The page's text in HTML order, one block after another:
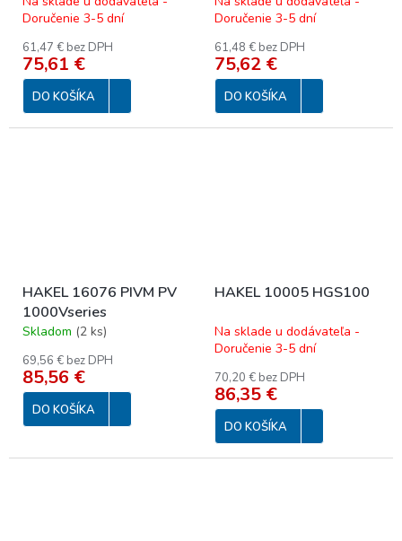
Doručenie 3-5 dní
61,47 € bez DPH
75,61 €
DO KOŠÍKA
Doručenie 3-5 dní
61,48 € bez DPH
75,62 €
DO KOŠÍKA
HAKEL 16076 PIVM PV
1000Vseries
Skladom (2 ks)
69,56 € bez DPH
85,56 €
DO KOŠÍKA
HAKEL 10005 HGS100
Na sklade u dodávateľa -
Doručenie 3-5 dní
70,20 € bez DPH
86,35 €
DO KOŠÍKA